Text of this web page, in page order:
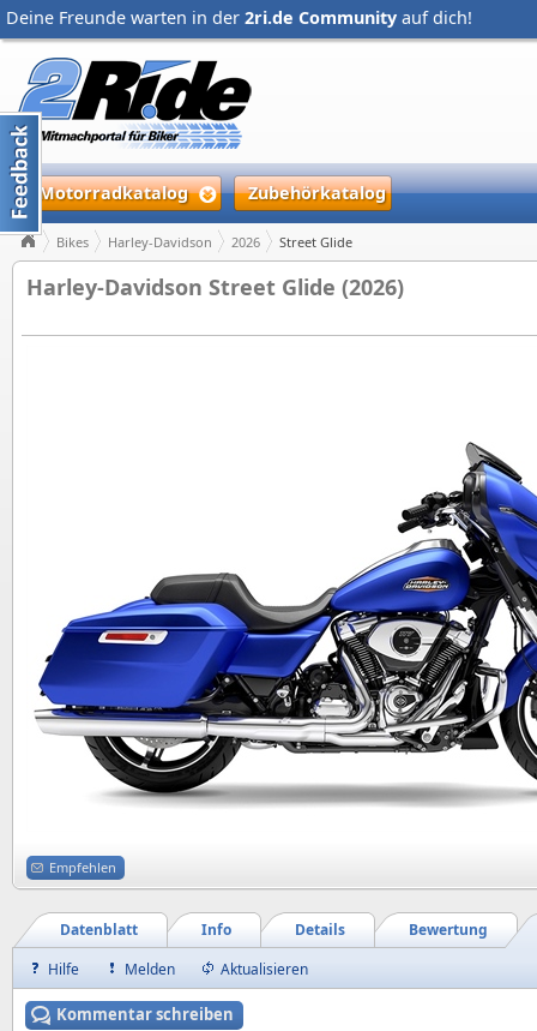
Deine Freunde warten in der 2ri.de Community auf dich!
Motorradkatalog Zubehörkatalog
Bikes Harley-Davidson 2026 Street Glide
Harley-Davidson Street Glide (2026)
Empfehlen
Bewertung
Details
Info
Datenblatt
Hilfe
Melden Aktualisieren
Kommentar schreiben